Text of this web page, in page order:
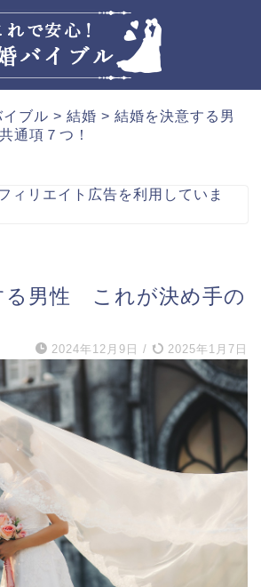
イブル > 結婚 > 結婚を決意する男
通項７つ！
ィリエイト広告を利用していま
る男性 これが決め手の
2024年12月9日 / 2025年1月7日